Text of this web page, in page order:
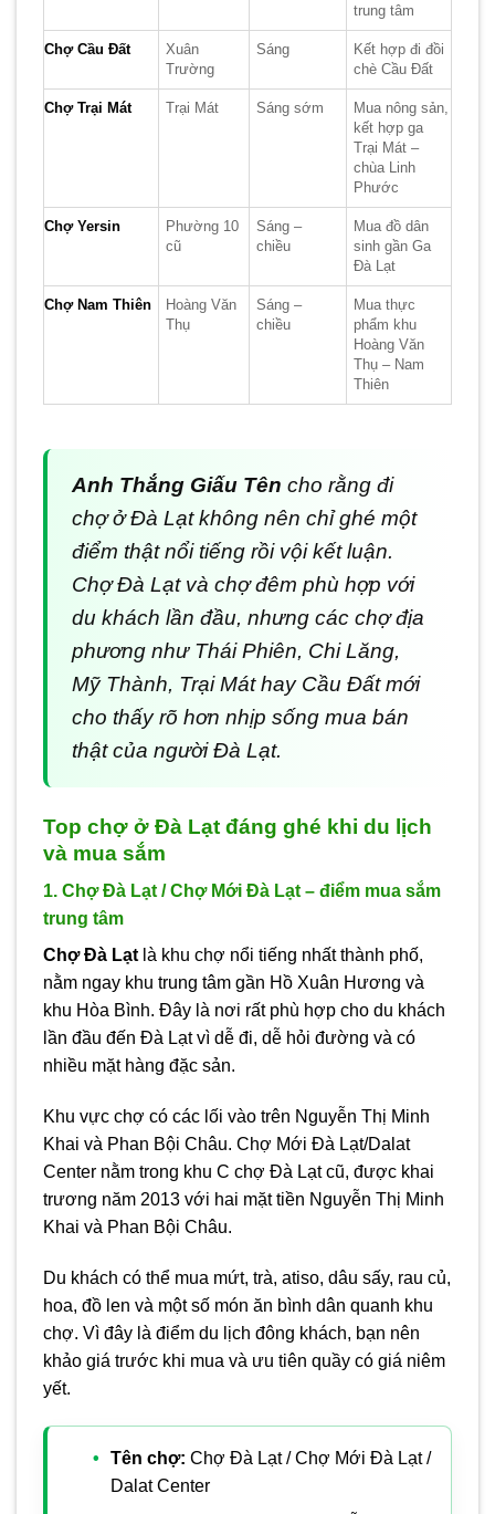
trung tâm
Chợ Cầu Đất
Xuân
Trường
Sáng
Kết hợp đi đồi
chè Cầu Đất
Chợ Trại Mát Trại Mát Sáng sớm
Mua nông sản,
kết hợp ga
Trại Mát –
chùa Linh
Phước
Chợ Yersin
Phường 10
cũ
Sáng –
chiều
Mua đồ dân
sinh gần Ga
Đà Lạt
Chợ Nam Thiên
Hoàng Văn
Thụ
Sáng –
chiều
Mua thực
phẩm khu
Hoàng Văn
Thụ – Nam
Thiên
Anh Thắng Giấu Tên cho rằng đi
chợ ở Đà Lạt không nên chỉ ghé một
điểm thật nổi tiếng rồi vội kết luận.
Chợ Đà Lạt và chợ đêm phù hợp với
du khách lần đầu, nhưng các chợ địa
phương như Thái Phiên, Chi Lăng,
Mỹ Thành, Trại Mát hay Cầu Đất mới
cho thấy rõ hơn nhịp sống mua bán
thật của người Đà Lạt.
Top chợ ở Đà Lạt đáng ghé khi du lịch
và mua sắm
1. Chợ Đà Lạt / Chợ Mới Đà Lạt – điểm mua sắm
trung tâm
Chợ Đà Lạt là khu chợ nổi tiếng nhất thành phố,
nằm ngay khu trung tâm gần Hồ Xuân Hương và
khu Hòa Bình. Đây là nơi rất phù hợp cho du khách
lần đầu đến Đà Lạt vì dễ đi, dễ hỏi đường và có
nhiều mặt hàng đặc sản.
Khu vực chợ có các lối vào trên Nguyễn Thị Minh
Khai và Phan Bội Châu. Chợ Mới Đà Lạt/Dalat
Center nằm trong khu C chợ Đà Lạt cũ, được khai
trương năm 2013 với hai mặt tiền Nguyễn Thị Minh
Khai và Phan Bội Châu.
Du khách có thể mua mứt, trà, atiso, dâu sấy, rau củ,
hoa, đồ len và một số món ăn bình dân quanh khu
chợ. Vì đây là điểm du lịch đông khách, bạn nên
khảo giá trước khi mua và ưu tiên quầy có giá niêm
yết.
Tên chợ: Chợ Đà Lạt / Chợ Mới Đà Lạt /
Dalat Center